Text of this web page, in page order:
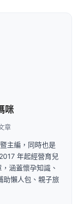
咪
章
主編，同時也是
年起經營育兒
涵蓋懷孕知識、
助懶人包、親子旅